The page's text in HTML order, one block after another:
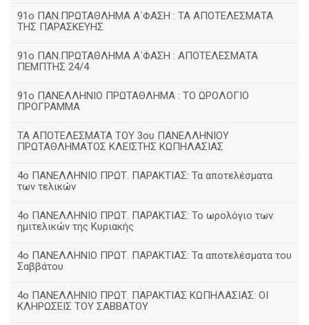
91ο ΠΑΝ.ΠΡΩΤΑΘΛΗΜΑ Α΄ΦΑΣΗ : ΤΑ ΑΠΟΤΕΛΕΣΜΑΤΑ
ΤΗΣ ΠΑΡΑΣΚΕΥΗΣ
91ο ΠΑΝ.ΠΡΩΤΑΘΛΗΜΑ Α΄ΦΑΣΗ : ΑΠΟΤΕΛΕΣΜΑΤΑ
ΠΕΜΠΤΗΣ 24/4
91ο ΠΑΝΕΛΛΗΝΙΟ ΠΡΩΤΑΘΛΗΜΑ : ΤΟ ΩΡΟΛΟΓΙΟ
ΠΡΟΓΡΑΜΜΑ
ΤΑ ΑΠΟΤΕΛΕΣΜΑΤΑ ΤΟΥ 3ου ΠΑΝΕΛΛΗΝΙΟΥ
ΠΡΩΤΑΘΛΗΜΑΤΟΣ ΚΛΕΙΣΤΗΣ ΚΩΠΗΛΑΣΙΑΣ
4ο ΠΑΝΕΛΛΗΝΙΟ ΠΡΩΤ. ΠΑΡΑΚΤΙΑΣ: Τα αποτελέσματα
των τελικών
4ο ΠΑΝΕΛΛΗΝΙΟ ΠΡΩΤ. ΠΑΡΑΚΤΙΑΣ: Το ωρολόγιο των
ημιτελικών της Κυριακής
4ο ΠΑΝΕΛΛΗΝΙΟ ΠΡΩΤ. ΠΑΡΑΚΤΙΑΣ: Τα αποτελέσματα του
Σαββάτου
4ο ΠΑΝΕΛΛΗΝΙΟ ΠΡΩΤ. ΠΑΡΑΚΤΙΑΣ ΚΩΠΗΛΑΣΙΑΣ: ΟΙ
ΚΛΗΡΩΣΕΙΣ ΤΟΥ ΣΑΒΒΑΤΟΥ